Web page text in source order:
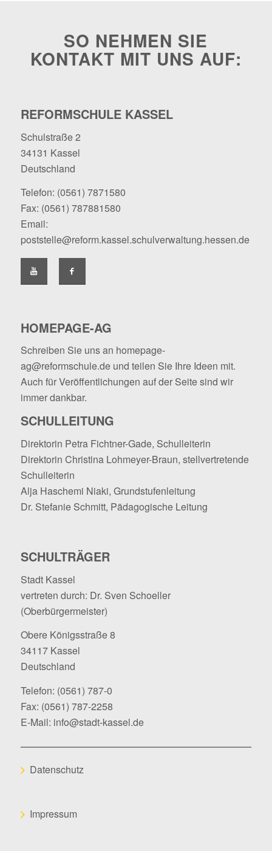
SO NEHMEN SIE
KONTAKT MIT UNS AUF:
REFORMSCHULE KASSEL
Schulstraße 2
34131 Kassel
Deutschland
Telefon: (0561) 7871580
Fax: (0561) 787881580
Email:
poststelle@reform.kassel.schulverwaltung.hessen.de
HOMEPAGE-AG
Schreiben Sie uns an homepage-
ag@reformschule.deund teilen Sie Ihre Ideen mit.
Auch für Veröffentlichungen auf der Seite sind wir
immer dankbar.
SCHULLEITUNG
Direktorin Petra Fichtner-Gade, Schulleiterin
Direktorin Christina Lohmeyer-Braun, stellvertretende
Schulleiterin
Alja Haschemi Niaki, Grundstufenleitung
Dr. Stefanie Schmitt, Pädagogische Leitung
SCHULTRÄGER
Stadt Kassel
vertreten durch: Dr. Sven Schoeller
(Oberbürgermeister)
Obere Königsstraße 8
34117 Kassel
Deutschland
Telefon: (0561) 787-0
Fax: (0561) 787-2258
E-Mail: info@stadt-kassel.de
Datenschutz
Impressum